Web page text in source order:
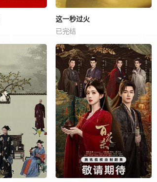
这一秒过火
已完结